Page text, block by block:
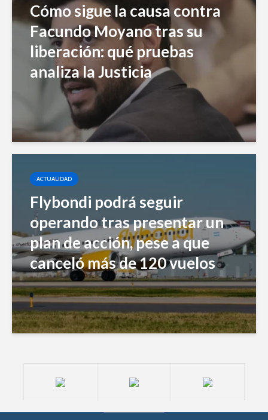
Cómo sigue la causa contra
Facundo Moyano tras su
liberación: qué pruebas
analiza la Justicia
ACTUALIDAD
Flybondi podrá seguir
operando tras presentar un
plan de acción, pese a que
canceló más de 120 vuelos